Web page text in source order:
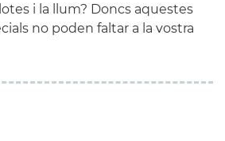
i la llum? Doncs aquestes
no poden faltar a la vostra